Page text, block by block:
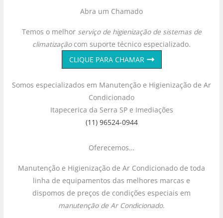
Abra um Chamado
Temos o melhor serviço de higienização de sistemas de
climatizaçãocom suporte técnico especializado.
CLIQUE PARA CHAMAR
Somos especializados em Manutenção e Higienização de Ar
Condicionado
Itapecerica da Serra SP e Imediações
(11) 96524-0944
Oferecemos…
Manutenção e Higienização de Ar Condicionado de toda
linha de equipamentos das melhores marcas e
dispomos de preços de condições especiais em
manutenção de Ar Condicionado.